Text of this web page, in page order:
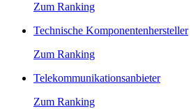
Zum Ranking
Technische Komponentenhersteller
Zum Ranking
Telekommunikationsanbieter
Zum Ranking